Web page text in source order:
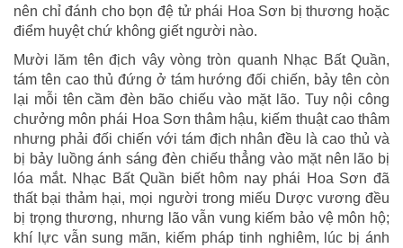
nên chỉ đánh cho bọn đệ tử phái Hoa Sơn bị thương hoặc
điểm huyệt chứ không giết người nào.
Mười lăm tên địch vây vòng tròn quanh Nhạc Bất Quần,
tám tên cao thủ đứng ở tám hướng đối chiến, bảy tên còn
lại mỗi tên cầm đèn bão chiếu vào mặt lão. Tuy nội công
chưởng môn phái Hoa Sơn thâm hậu, kiếm thuật cao thâm
nhưng phải đối chiến với tám địch nhân đều là cao thủ và
bị bảy luồng ánh sáng đèn chiếu thẳng vào mặt nên lão bị
lóa mắt. Nhạc Bất Quần biết hôm nay phái Hoa Sơn đã
thất bại thảm hại, mọi người trong miếu Dược vương đều
bị trọng thương, nhưng lão vẫn vung kiếm bảo vệ môn hộ;
khí lực vẫn sung mãn, kiếm pháp tinh nghiêm, lúc bị ánh